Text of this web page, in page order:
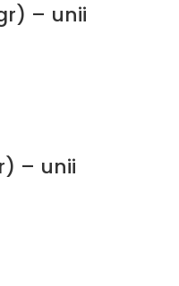
– unii
– unii